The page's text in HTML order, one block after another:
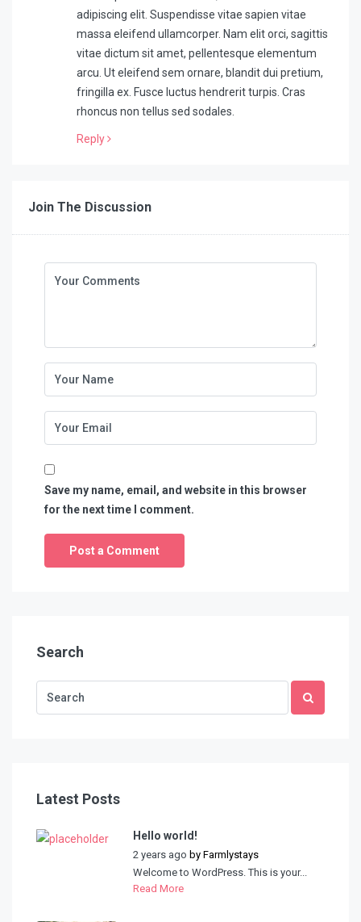
adipiscing elit. Suspendisse vitae sapien vitae
massa eleifend ullamcorper. Nam elit orci, sagittis
vitae dictum sit amet, pellentesque elementum
arcu. Ut eleifend sem ornare, blandit dui pretium,
fringilla ex. Fusce luctus hendrerit turpis. Cras
rhoncus non tellus sed sodales.
Reply
Join The Discussion
Save my name, email, and website in this browser
for the next time I comment.
Search
Latest Posts
Hello world!
2 years ago by Farmlystays
Welcome to WordPress. This is your...
Read More